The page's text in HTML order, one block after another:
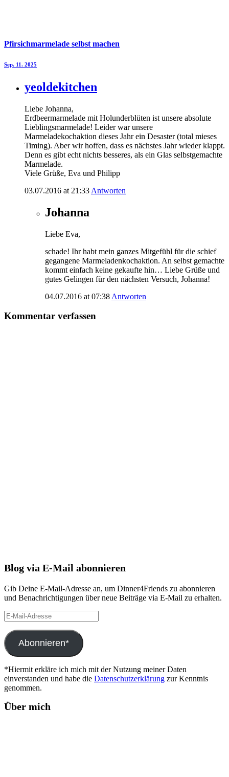
Pfirsichmarmelade selbst machen
Sep. 11. 2025
yeoldekitchen
Liebe Johanna,
Erdbeermarmelade mit Holunderblüten ist unsere absolute
Lieblingsmarmelade! Leider war unsere
Marmeladekochaktion dieses Jahr ein Desaster (total mieses
Timing). Aber wir hoffen, dass es nächstes Jahr wieder klappt.
Denn es gibt echt nichts besseres, als ein Glas selbstgemachte
Marmelade.
Viele Grüße, Eva und Philipp
03.07.2016 at 21:33 Antworten
Johanna
Liebe Eva,
schade! Ihr habt mein ganzes Mitgefühl für die schief
gegangene Marmeladenkochaktion. An selbst gemachte
kommt einfach keine gekaufte hin… Liebe Grüße und
gutes Gelingen für den nächsten Versuch, Johanna!
04.07.2016 at 07:38 Antworten
Kommentar verfassen
Blog via E-Mail abonnieren
Gib Deine E-Mail-Adresse an, um Dinner4Friends zu abonnieren
und Benachrichtigungen über neue Beiträge via E-Mail zu erhalten.
E-
Mail-
Adresse
Abonnieren*
*Hiermit erkläre ich mich mit der Nutzung meiner Daten
einverstanden und habe die Datenschutzerklärung zur Kenntnis
genommen.
Über mich